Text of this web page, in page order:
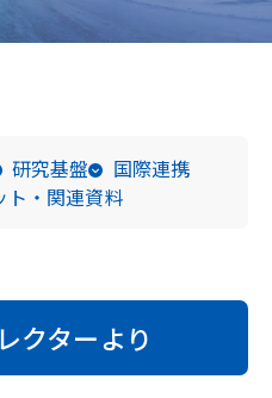
研究基盤
国際連携
ト・関連資料
クターより